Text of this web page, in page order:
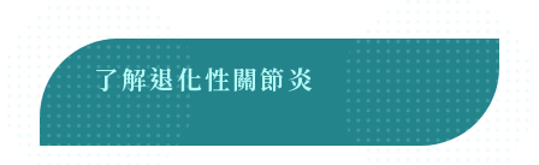
了解退化性關節炎